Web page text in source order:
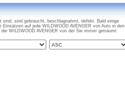
sind, sind gebraucht, beschlagnahmt, defekt. Bald einige
auf jede WILDWOOD AVENGER von Auto in den
WILDWOOD AVENGER von der Sie immer geträumt